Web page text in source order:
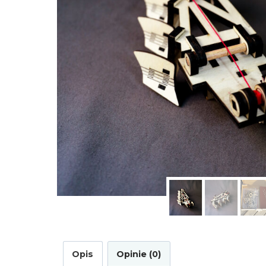
Opis Opinie (0)